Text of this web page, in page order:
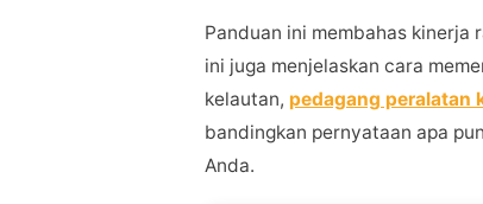
Panduan ini membahas kinerja
ini juga menjelaskan cara
kelautan, pedagang peralatan
bandingkan pernyataan apa
Anda.